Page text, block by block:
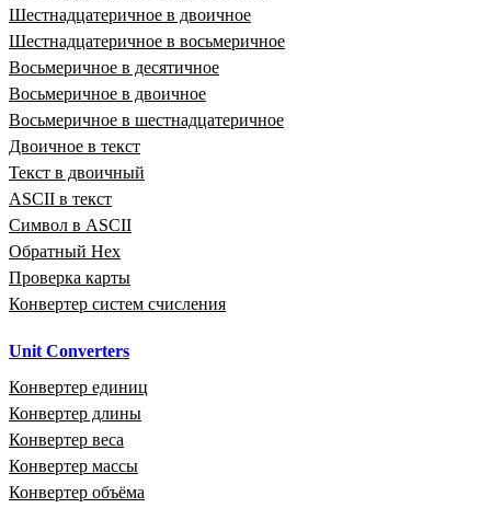
Шестнадцатеричное в двоичное
Шестнадцатеричное в восьмеричное
Восьмеричное в десятичное
Восьмеричное в двоичное
Восьмеричное в шестнадцатеричное
Двоичное в текст
Текст в двоичный
ASCII в текст
Символ в ASCII
Обратный Hex
Проверка карты
Конвертер систем счисления
Unit Converters
Конвертер единиц
Конвертер длины
Конвертер веса
Конвертер массы
Конвертер объёма